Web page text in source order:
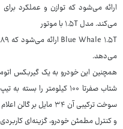
ارائه می‌شود که توازن و عملکرد
می‌کند. مدل ۱.۵T با موتور
می‌دهد.
سوخت ترکیبی آن ۳۴
و کنترل مطمئن خودرو، گزینه‌ای